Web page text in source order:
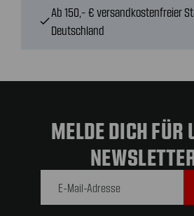
check
Ab 150,- € versandkostenfreier
Deutschland
MELDE DICH FÜR